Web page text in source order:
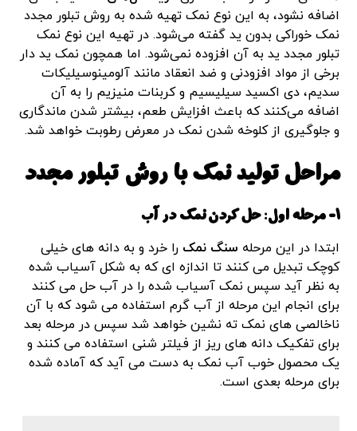
اضافه نشود، به این نوع نمک تهیه شده به روش تبلور مجدد
نمک خوراکی بدون ید گفته می‌شود. در تهیه این نوع نمک
تبلور مجدد ید به آن افزوده نمی‌شود. اما همچون نمک ید دار
برخی از مواد افزودنی و ضد انعقاد مانند آلومینوسیلیکات
سدیم، دی اکسید سیلیسیم و کربنات منیزیم را به آن
اضافه می‌کنند که باعث افزایش طعم، بیشتر شدن ماندگاری
و جلوگیری از کلوخه شدن نمک در معرض رطوبت خواهد شد.
مراحل تولید نمک با روش تبلور مجدد
1- مرحله اول: حل کردن نمک در آب
ابتدا در این مرحله سنگ نمک را خرد و به دانه های خیلی
کوچک تبدیل می کنند تا اندازه ای که به شکل آسیاب شده
به نظر آید سپس نمک آسیاب شده را در آب حل می کنند
برای انجام این مرحله از آب گرم استفاده می شود که با آن
ناخالصی های نمک ته نشین خواهد شد سپس در مرحله بعد
برای تفکیک دانه های ریز از فیلتر شنی استفاده می کنند و
یک محصول خوب آب نمک به دست می آید که آماده شده
برای مرحله بعدی است.